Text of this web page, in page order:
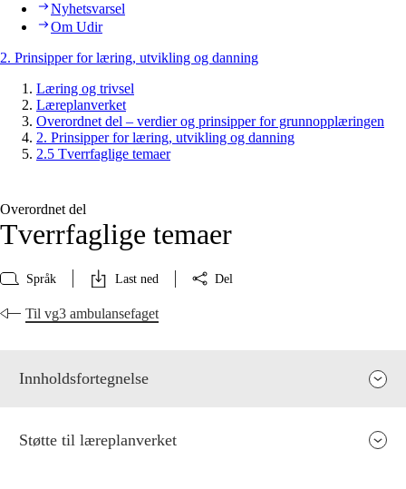
Nyhetsvarsel
Om Udir
2. Prinsipper for læring, utvikling og danning
Læring og trivsel
Læreplanverket
Overordnet del – verdier og prinsipper for grunnopplæringen
2. Prinsipper for læring, utvikling og danning
2.5 Tverrfaglige temaer
Overordnet del
Tverrfaglige temaer
Språk Last ned Del
Til vg3 ambulansefaget
Innholdsfortegnelse
Støtte til læreplanverket